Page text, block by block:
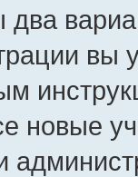
вы
новые